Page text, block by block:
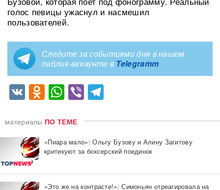
голос певицы ужаснул и насмешил
пользователей.
Следите за событиями дня в нашем
паблик-аккаунте в Telegramm
VKOdnoklassniki
WhatsApp
Viber
материалы ПО ТЕМЕ
«Пиара мало»: Ольгу Бузову и Алину Загитову
критикуют за боксерский поединок
«Это же на контрасте!»: Симоньян отреагировала на